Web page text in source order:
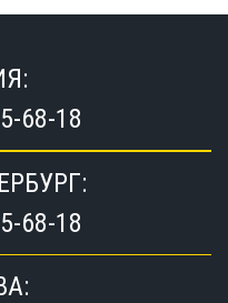
68-18
68-18